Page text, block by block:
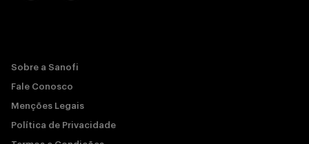
Sobre a Sanofi
Fale Conosco
Menções Legais
Política de Privacidade